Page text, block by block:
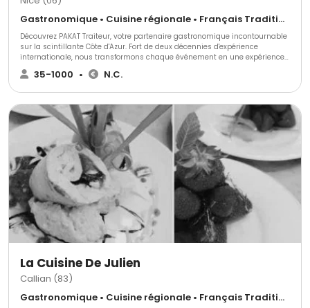
Gastronomique • Cuisine régionale • Français Traditionnel
Découvrez PAKAT Traiteur, votre partenaire gastronomique incontournable
sur la scintillante Côte d'Azur. Fort de deux décennies d'expérience
internationale, nous transformons chaque événement en une expérience
culinaire inoubliable. Goûtez à la différence avec PAKAT Traiteur!
35-1000 • N.C.
La Cuisine De Julien
Callian (83)
Gastronomique • Cuisine régionale • Français Traditionnel